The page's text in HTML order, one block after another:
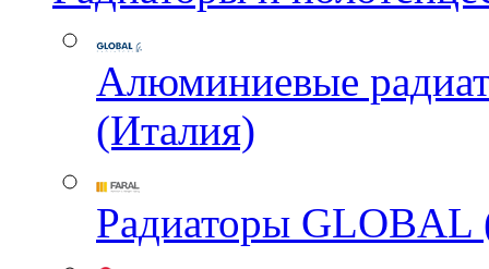
Алюминиевые
(Италия)
Радиаторы GLOBAL